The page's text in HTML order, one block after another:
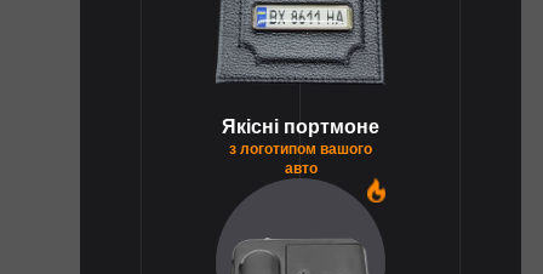
Якісні портмоне
з логотипом вашого
авто